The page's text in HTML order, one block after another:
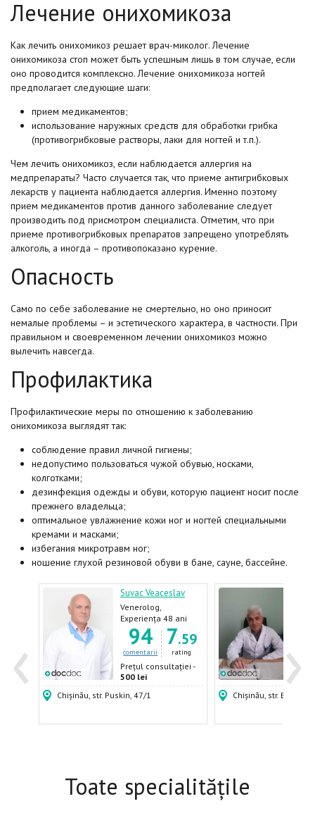
Лечение онихомикоза
Как лечить онихомикоз решает врач-миколог. Лечение
онихомикоза стоп может быть успешным лишь в том случае, если
оно проводится комплексно. Лечение онихомикоза ногтей
предполагает следующие шаги:
прием медикаментов;
использование наружных средств для обработки грибка
(противогрибковые растворы, лаки для ногтей и т.п.).
Чем лечить онихомикоз, если наблюдается аллергия на
медпрепараты? Часто случается так, что приеме антигрибковых
лекарств у пациента наблюдается аллергия. Именно поэтому
прием медикаментов против данного заболевание следует
производить под присмотром специалиста. Отметим, что при
приеме противогрибковых препаратов запрещено употреблять
алкоголь, а иногда – противопоказано курение.
Опасность
Само по себе заболевание не смертельно, но оно приносит
немалые проблемы – и эстетического характера, в частности. При
правильном и своевременном лечении онихомикоз можно
вылечить навсегда.
Профилактика
Профилактические меры по отношению к заболеванию
онихомикоза выглядят так:
соблюдение правил личной гигиены;
недопустимо пользоваться чужой обувью, носками,
колготками;
дезинфекция одежды и обуви, которую пациент носит после
прежнего владельца;
оптимальное увлажнение кожи ног и ногтей специальными
кремами и масками;
избегания микротравм ног;
ношение глухой резиновой обуви в бане, сауне, бассейне.
‹ ›
-
Suvac Veaceslav
Venerolog,
Dermatolog
Experiența 48 ani
94
comentarii
7.59
rating
Prețul consultației -
500 lei
Chișinău, str. Puskin, 47/1
400
Chișinău, str.
Toate specialitățile